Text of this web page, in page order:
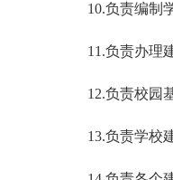
10.负责编制
11.负责办理
12.负责校园
13.负责学校